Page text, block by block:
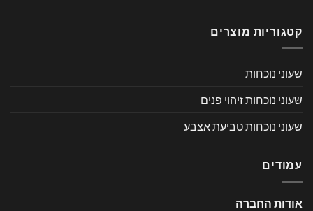
קטגוריות מוצרים
שעוני נוכחות
שעוני נוכחות זיהוי פנים
שעוני נוכחות טביעת אצבע
עמודים
אודות החברה